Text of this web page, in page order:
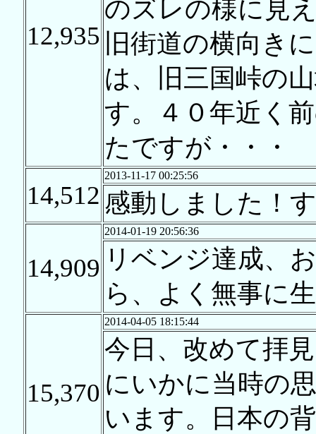
12,935
のズレの様に見
旧街道の横向き
は、旧三国峠の
す。４０年近く
たですが・・・
14,512
2013-11-17 00:25:56
感動しました！
14,909
2014-01-19 20:56:36
リベンジ達成、
ら、よく無事に
15,370
2014-04-05 18:15:44
今日、改めて拝
にいかに当時の
います。日本の